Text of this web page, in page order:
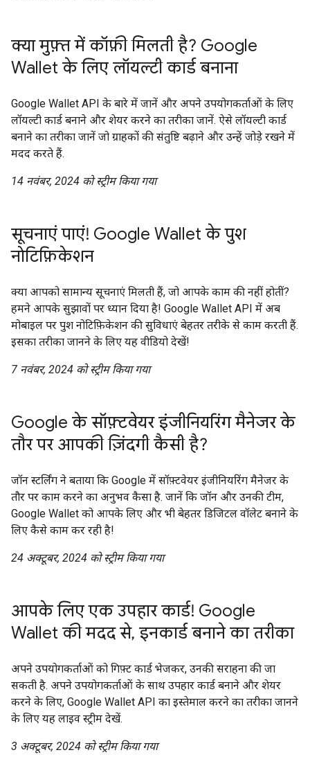
क्या मुफ़्त में कॉफ़ी मिलती है? Google
Wallet के लिए लॉयल्टी कार्ड बनाना
Google Wallet API के बारे में जानें और अपने उपयोगकर्ताओं के लिए
लॉयल्टी कार्ड बनाने और शेयर करने का तरीका जानें. ऐसे लॉयल्टी कार्ड
बनाने का तरीका जानें जो ग्राहकों की संतुष्टि बढ़ाने और उन्हें जोड़े रखने में
मदद करते हैं.
14 नवंबर, 2024 को स्ट्रीम किया गया
सूचनाएं पाएं! Google Wallet के पुश
नोटिफ़िकेशन
क्या आपको सामान्य सूचनाएं मिलती हैं, जो आपके काम की नहीं होतीं?
हमने आपके सुझावों पर ध्यान दिया है! Google Wallet API में अब
मोबाइल पर पुश नोटिफ़िकेशन की सुविधाएं बेहतर तरीके से काम करती हैं.
इसका तरीका जानने के लिए यह वीडियो देखें!
7 नवंबर, 2024 को स्ट्रीम किया गया
Google के सॉफ़्टवेयर इंजीनियरिंग मैनेजर के
तौर पर आपकी ज़िंदगी कैसी है?
जॉन स्टर्लिंग ने बताया कि Google में सॉफ़्टवेयर इंजीनियरिंग मैनेजर के
तौर पर काम करने का अनुभव कैसा है. जानें कि जॉन और उनकी टीम,
Google Wallet को आपके लिए और भी बेहतर डिजिटल वॉलेट बनाने के
लिए कैसे काम कर रही है!
24 अक्टूबर, 2024 को स्ट्रीम किया गया
आपके लिए एक उपहार कार्ड! Google
Wallet की मदद से, इनकार्ड बनाने का तरीका
अपने उपयोगकर्ताओं को गिफ़्ट कार्ड भेजकर, उनकी सराहना की जा
सकती है. अपने उपयोगकर्ताओं के साथ उपहार कार्ड बनाने और शेयर
करने के लिए, Google Wallet API का इस्तेमाल करने का तरीका जानने
के लिए यह लाइव स्ट्रीम देखें.
3 अक्टूबर, 2024 को स्ट्रीम किया गया